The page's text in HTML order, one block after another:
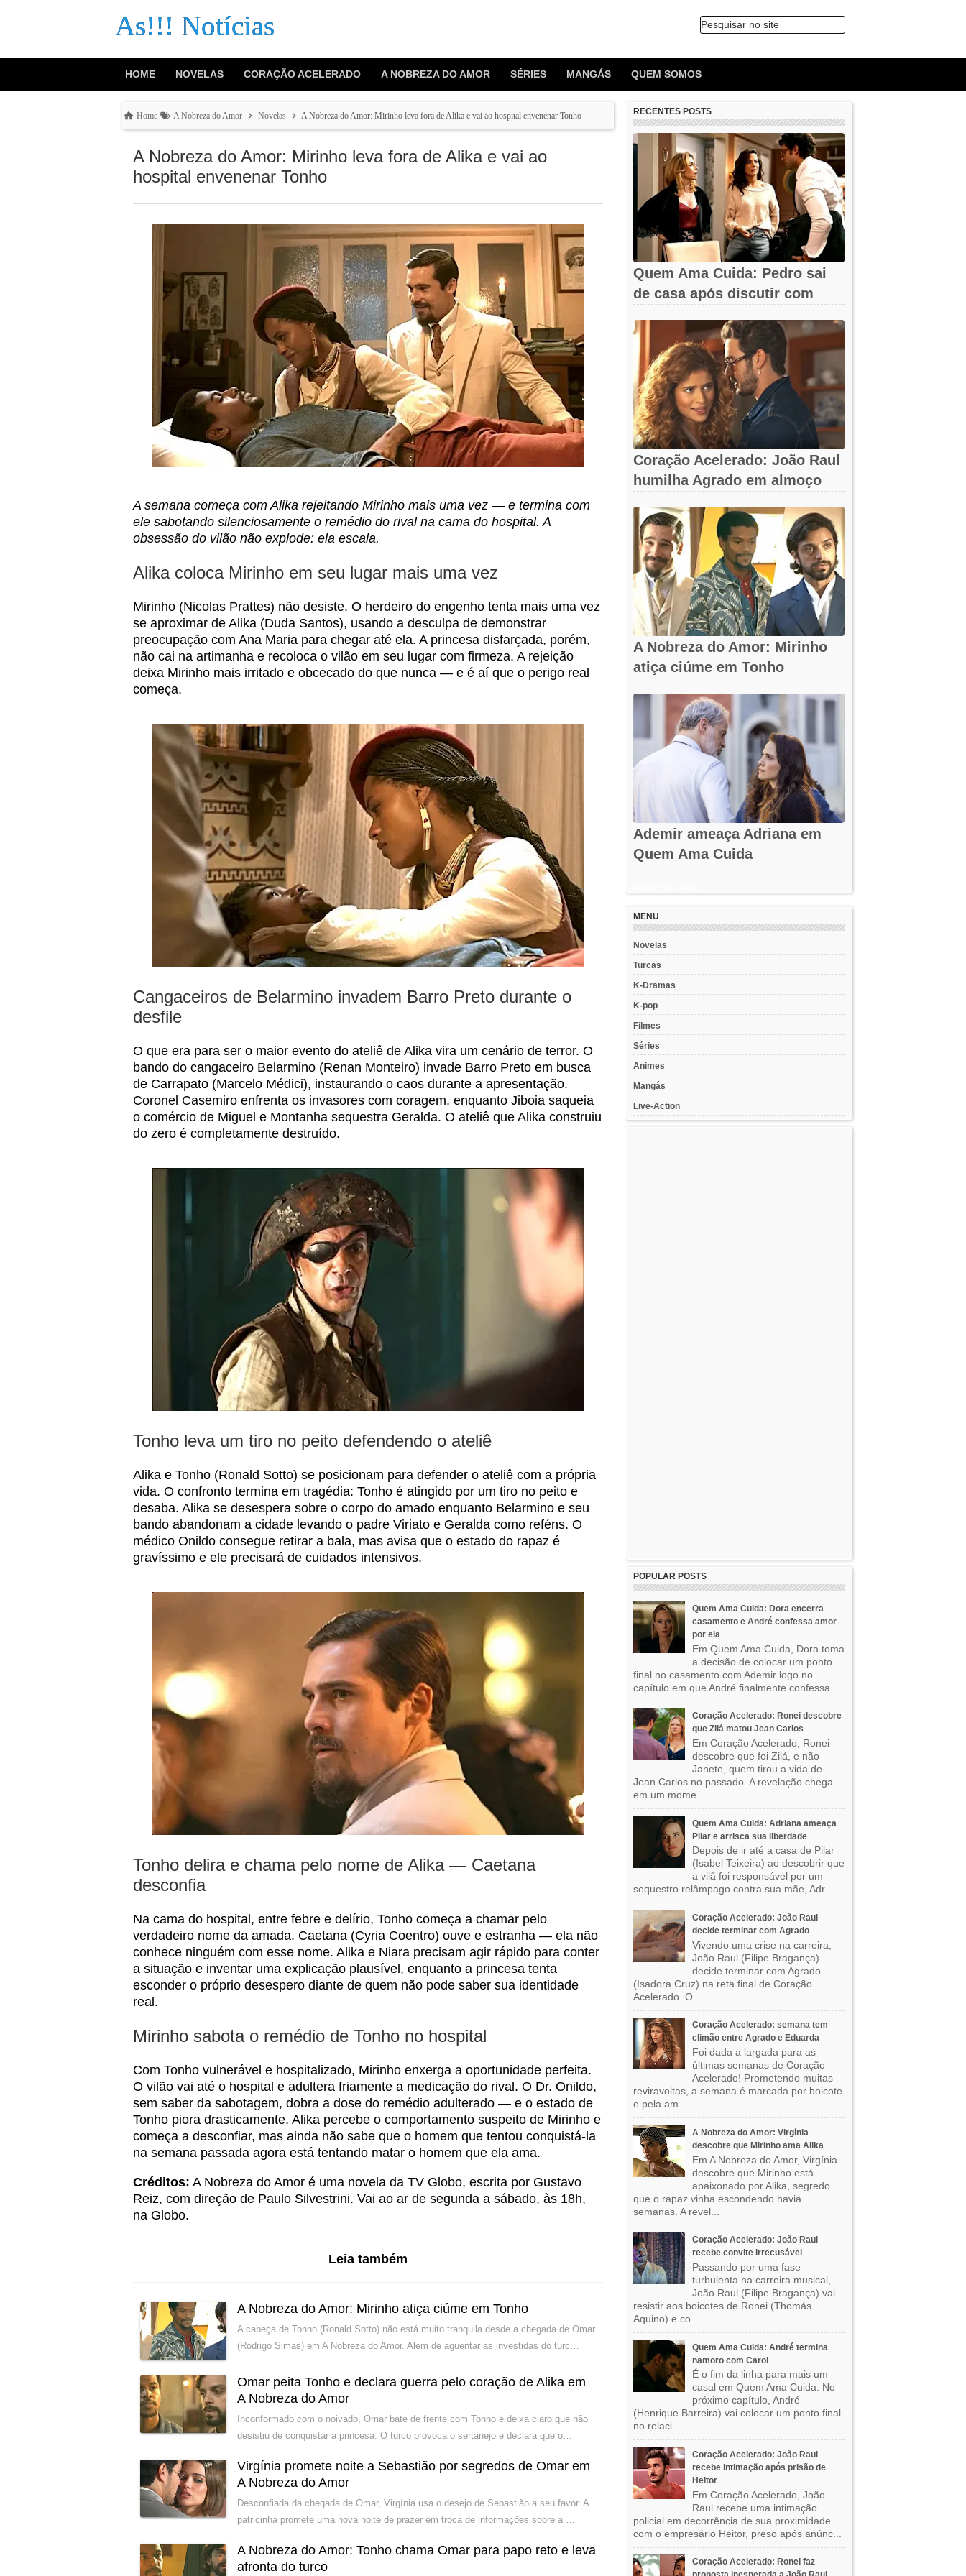
As!!! Notícias Pesquisar no site
HOME NOVELAS CORAÇÃO ACELERADO A NOBREZA DO AMOR SÉRIES MANGÁS QUEM SOMOS
Home A Nobreza do Amor Novelas A Nobreza do Amor: Mirinho leva fora de Alika e vai ao hospital envenenar Tonho
A Nobreza do Amor: Mirinho leva fora de Alika e vai ao
hospital envenenar Tonho
A semana começa com Alika rejeitando Mirinho mais uma vez — e termina com
ele sabotando silenciosamente o remédio do rival na cama do hospital. A
obsessão do vilão não explode: ela escala.
Alika coloca Mirinho em seu lugar mais uma vez
Mirinho (Nicolas Prattes) não desiste. O herdeiro do engenho tenta mais uma vez
se aproximar de Alika (Duda Santos), usando a desculpa de demonstrar
preocupação com Ana Maria para chegar até ela. A princesa disfarçada, porém,
não cai na artimanha e recoloca o vilão em seu lugar com firmeza. A rejeição
deixa Mirinho mais irritado e obcecado do que nunca — e é aí que o perigo real
começa.
Cangaceiros de Belarmino invadem Barro Preto durante o
desfile
O que era para ser o maior evento do ateliê de Alika vira um cenário de terror. O
bando do cangaceiro Belarmino (Renan Monteiro) invade Barro Preto em busca
de Carrapato (Marcelo Médici), instaurando o caos durante a apresentação.
Coronel Casemiro enfrenta os invasores com coragem, enquanto Jiboia saqueia
o comércio de Miguel e Montanha sequestra Geralda. O ateliê que Alika construiu
do zero é completamente destruído.
Tonho leva um tiro no peito defendendo o ateliê
Alika e Tonho (Ronald Sotto) se posicionam para defender o ateliê com a própria
vida. O confronto termina em tragédia: Tonho é atingido por um tiro no peito e
desaba. Alika se desespera sobre o corpo do amado enquanto Belarmino e seu
bando abandonam a cidade levando o padre Viriato e Geralda como reféns. O
médico Onildo consegue retirar a bala, mas avisa que o estado do rapaz é
gravíssimo e ele precisará de cuidados intensivos.
Tonho delira e chama pelo nome de Alika — Caetana
desconfia
Na cama do hospital, entre febre e delírio, Tonho começa a chamar pelo
verdadeiro nome da amada. Caetana (Cyria Coentro) ouve e estranha — ela não
conhece ninguém com esse nome. Alika e Niara precisam agir rápido para conter
a situação e inventar uma explicação plausível, enquanto a princesa tenta
esconder o próprio desespero diante de quem não pode saber sua identidade
real.
Mirinho sabota o remédio de Tonho no hospital
Com Tonho vulnerável e hospitalizado, Mirinho enxerga a oportunidade perfeita.
O vilão vai até o hospital e adultera friamente a medicação do rival. O Dr. Onildo,
sem saber da sabotagem, dobra a dose do remédio adulterado — e o estado de
Tonho piora drasticamente. Alika percebe o comportamento suspeito de Mirinho e
começa a desconfiar, mas ainda não sabe que o homem que tentou conquistá-la
na semana passada agora está tentando matar o homem que ela ama.
Créditos: A Nobreza do Amor é uma novela da TV Globo, escrita por Gustavo
Reiz, com direção de Paulo Silvestrini. Vai ao ar de segunda a sábado, às 18h,
na Globo.
Leia também
A Nobreza do Amor: Mirinho atiça ciúme em Tonho
A cabeça de Tonho (Ronald Sotto) não está muito tranquila desde a chegada de Omar
(Rodrigo Simas) em A Nobreza do Amor. Além de aguentar as investidas do turc…
Omar peita Tonho e declara guerra pelo coração de Alika em
A Nobreza do Amor
Inconformado com o noivado, Omar bate de frente com Tonho e deixa claro que não
desistiu de conquistar a princesa. O turco provoca o sertanejo e declara que o…
Virgínia promete noite a Sebastião por segredos de Omar em
A Nobreza do Amor
Desconfiada da chegada de Omar, Virgínia usa o desejo de Sebastião a seu favor. A
patricinha promete uma nova noite de prazer em troca de informações sobre a …
A Nobreza do Amor: Tonho chama Omar para papo reto e leva
afronta do turco
RECENTES POSTS
Quem Ama Cuida: Pedro sai
de casa após discutir com
Coração Acelerado: João Raul
humilha Agrado em almoço
A Nobreza do Amor: Mirinho
atiça ciúme em Tonho
Ademir ameaça Adriana em
Quem Ama Cuida
MENU
Novelas
Turcas
K-Dramas
K-pop
Filmes
Séries
Animes
Mangás
Live-Action
POPULAR POSTS
Quem Ama Cuida: Dora encerra
casamento e André confessa amor
por ela
Em Quem Ama Cuida, Dora toma
a decisão de colocar um ponto
final no casamento com Ademir logo no
capítulo em que André finalmente confessa...
Coração Acelerado: Ronei descobre
que Zilá matou Jean Carlos
Em Coração Acelerado, Ronei
descobre que foi Zilá, e não
Janete, quem tirou a vida de
Jean Carlos no passado. A revelação chega
em um mome...
Quem Ama Cuida: Adriana ameaça
Pilar e arrisca sua liberdade
Depois de ir até a casa de Pilar
(Isabel Teixeira) ao descobrir que
a vilã foi responsável por um
sequestro relâmpago contra sua mãe, Adr...
Coração Acelerado: João Raul
decide terminar com Agrado
Vivendo uma crise na carreira,
João Raul (Filipe Bragança)
decide terminar com Agrado
(Isadora Cruz) na reta final de Coração
Acelerado. O...
Coração Acelerado: semana tem
climão entre Agrado e Eduarda
Foi dada a largada para as
últimas semanas de Coração
Acelerado! Prometendo muitas
reviravoltas, a semana é marcada por boicote
e pela am...
A Nobreza do Amor: Virgínia
descobre que Mirinho ama Alika
Em A Nobreza do Amor, Virgínia
descobre que Mirinho está
apaixonado por Alika, segredo
que o rapaz vinha escondendo havia
semanas. A revel...
Coração Acelerado: João Raul
recebe convite irrecusável
Passando por uma fase
turbulenta na carreira musical,
João Raul (Filipe Bragança) vai
resistir aos boicotes de Ronei (Thomás
Aquino) e co...
Quem Ama Cuida: André termina
namoro com Carol
É o fim da linha para mais um
casal em Quem Ama Cuida. No
próximo capítulo, André
(Henrique Barreira) vai colocar um ponto final
no relaci...
Coração Acelerado: João Raul
recebe intimação após prisão de
Heitor
Em Coração Acelerado, João
Raul recebe uma intimação
policial em decorrência de sua proximidade
com o empresário Heitor, preso após anúnc...
Coração Acelerado: Ronei faz